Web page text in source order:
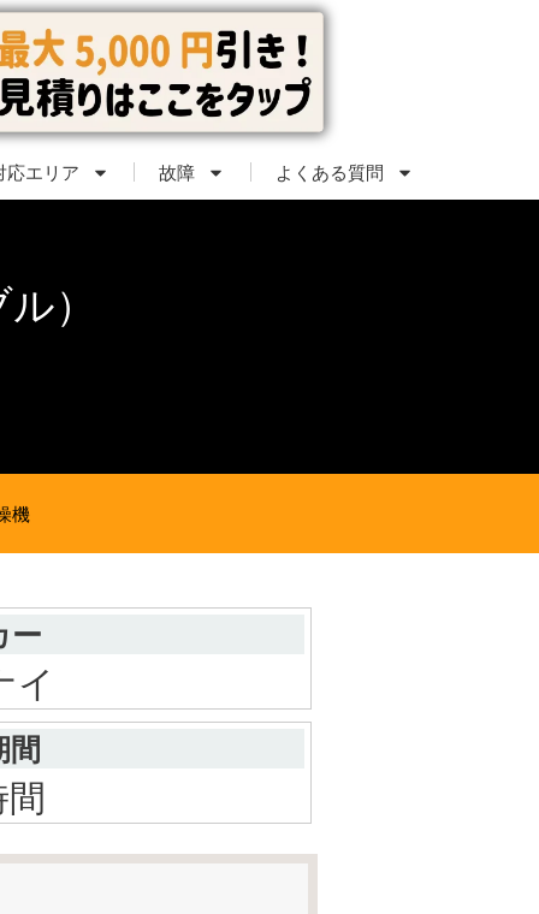
応エリア 故障 よくある質問
）
機
ー
イ
間